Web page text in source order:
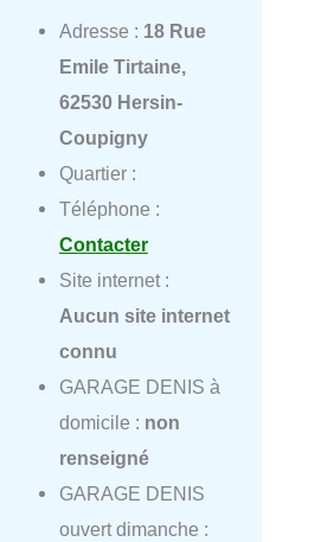
Adresse : 18 Rue
Emile Tirtaine,
62530 Hersin-
Coupigny
Quartier :
Téléphone :
Contacter
Site internet :
Aucun site internet
connu
GARAGE DENIS à
domicile : non
renseigné
GARAGE DENIS
ouvert dimanche :